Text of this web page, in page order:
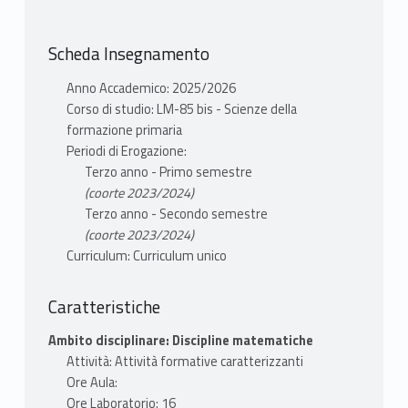
matematici
– creare collegamenti con le altre discipline
scolastiche nell'ottica dell'unità della cultura.
docenti nell'ambito della matematica nelle
contenuti matematici soggiacenti e agli
aspetti didattici:
– creare un ritmo quotidiano e annuale
– progettare singole attività (orali, grafiche,
da officina) e di percorsi di apprendimento
– integrare aspetti disciplinari e aspetti para-
matematici
– creare collegamenti con le altre discipline
Scheda Insegnamento
Anno Accademico: 2025/2026
Corso di studio: LM-85 bis - Scienze della
formazione primaria
Periodi di Erogazione:
Terzo anno - Primo semestre
(coorte 2023/2024)
Terzo anno - Secondo semestre
(coorte 2023/2024)
Curriculum: Curriculum unico
Caratteristiche
Ambito disciplinare: Discipline matematiche
Attività: Attività formative caratterizzanti
Ore Aula:
Ore Laboratorio: 16